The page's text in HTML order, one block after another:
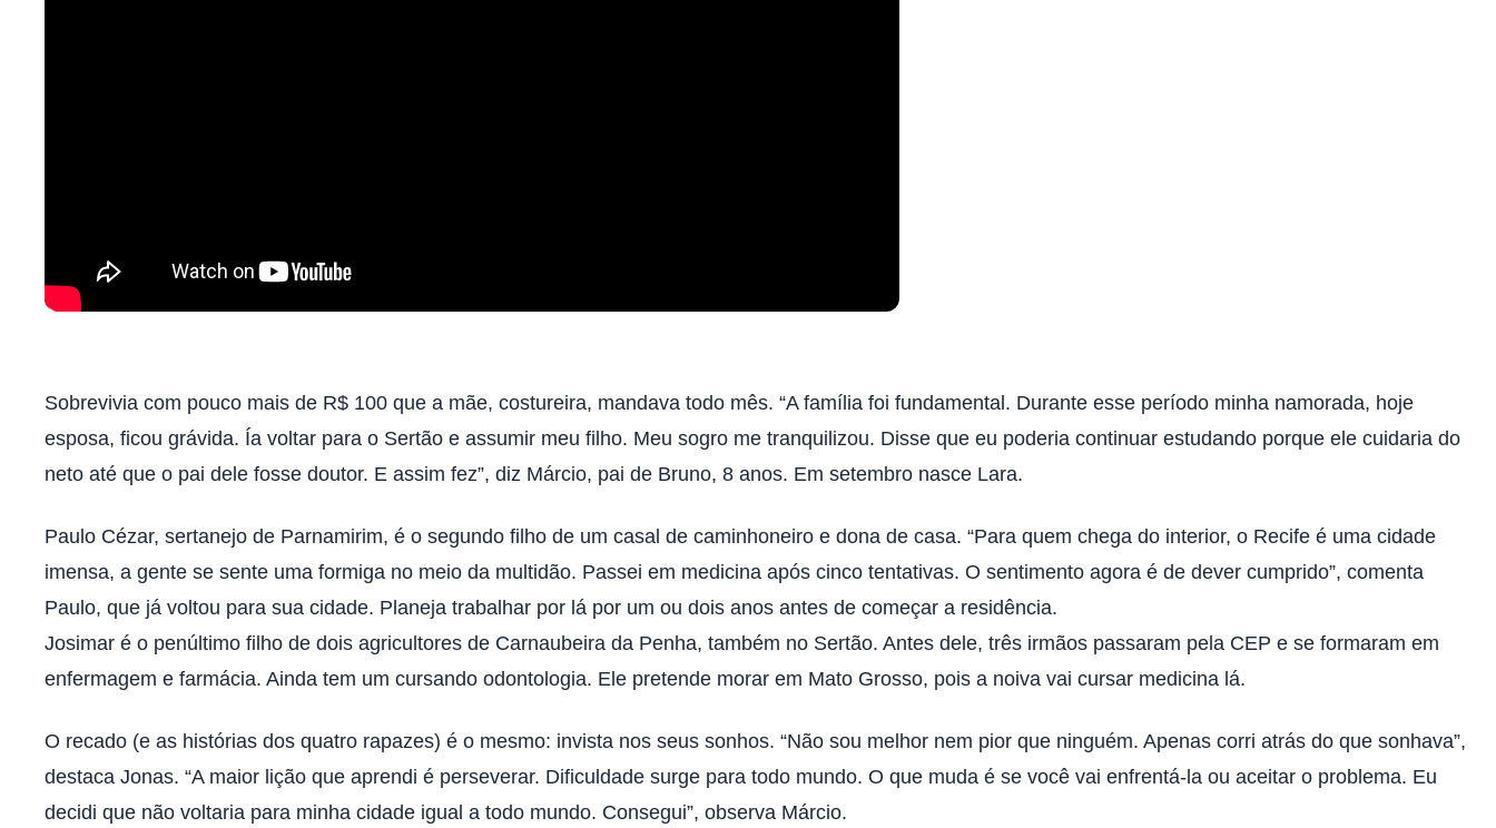
Sobrevivia com pouco mais de R$ 100 que a mãe, costureira, mandava todo mês. “A família foi fundamental. Durante esse período minha namorada, hoje
esposa, ficou grávida. Ía voltar para o Sertão e assumir meu filho. Meu sogro me tranquilizou. Disse que eu poderia continuar estudando porque ele cuidaria do
neto até que o pai dele fosse doutor. E assim fez”, diz Márcio, pai de Bruno, 8 anos. Em setembro nasce Lara.
Paulo Cézar, sertanejo de Parnamirim, é o segundo filho de um casal de caminhoneiro e dona de casa. “Para quem chega do interior, o Recife é uma cidade
imensa, a gente se sente uma formiga no meio da multidão. Passei em medicina após cinco tentativas. O sentimento agora é de dever cumprido”, comenta
Paulo, que já voltou para sua cidade. Planeja trabalhar por lá por um ou dois anos antes de começar a residência.
Josimar é o penúltimo filho de dois agricultores de Carnaubeira da Penha, também no Sertão. Antes dele, três irmãos passaram pela CEP e se formaram em
enfermagem e farmácia. Ainda tem um cursando odontologia. Ele pretende morar em Mato Grosso, pois a noiva vai cursar medicina lá.
O recado (e as histórias dos quatro rapazes) é o mesmo: invista nos seus sonhos. “Não sou melhor nem pior que ninguém. Apenas corri atrás do que sonhava”,
destaca Jonas. “A maior lição que aprendi é perseverar. Dificuldade surge para todo mundo. O que muda é se você vai enfrentá-la ou aceitar o problema. Eu
decidi que não voltaria para minha cidade igual a todo mundo. Consegui”, observa Márcio.